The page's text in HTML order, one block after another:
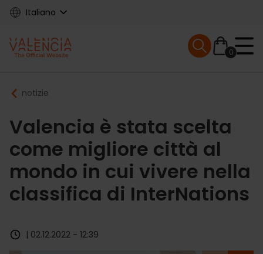
Skip
content
Italiano
Main
navigation
0
Mobile menu
Breadcrumb
notizie
Valencia è stata scelta
come migliore città al
mondo in cui vivere nella
classifica di InterNations
| 02.12.2022 - 12:39